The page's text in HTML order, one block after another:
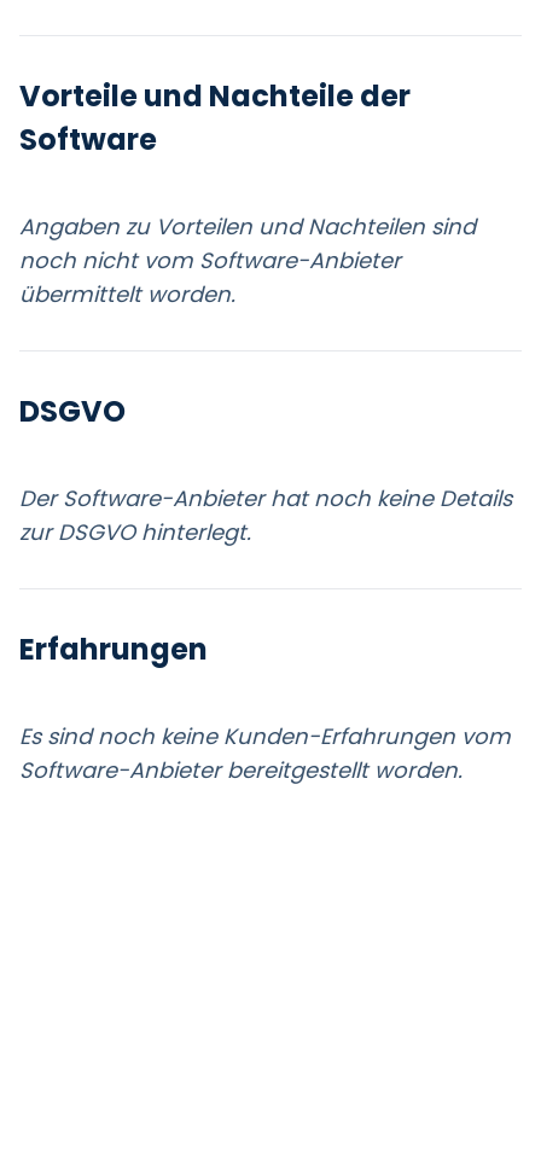
Vorteile und Nachteile der
Software
Angaben zu Vorteilen und Nachteilen sind
noch nicht vom Software-Anbieter
übermittelt worden.
DSGVO
Der Software-Anbieter hat noch keine Details
zur DSGVO hinterlegt.
Erfahrungen
Es sind noch keine Kunden-Erfahrungen vom
Software-Anbieter bereitgestellt worden.